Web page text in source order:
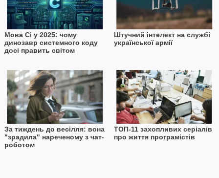
Мова Сі у 2025: чому
динозавр системного коду
досі править світом
Штучний інтелект на службі
української армії
За тиждень до весілля: вона
"зрадила" нареченому з чат-
роботом
ТОП-11 захопливих серіалів
про життя програмістів